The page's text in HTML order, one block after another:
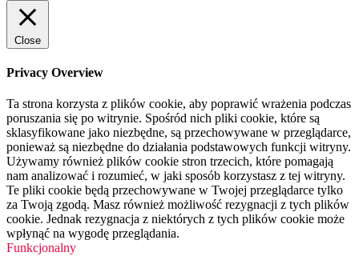
Close
Privacy Overview
Ta strona korzysta z plików cookie, aby poprawić wrażenia podczas
poruszania się po witrynie. Spośród nich pliki cookie, które są
sklasyfikowane jako niezbędne, są przechowywane w przeglądarce,
ponieważ są niezbędne do działania podstawowych funkcji witryny.
Używamy również plików cookie stron trzecich, które pomagają
nam analizować i rozumieć, w jaki sposób korzystasz z tej witryny.
Te pliki cookie będą przechowywane w Twojej przeglądarce tylko
za Twoją zgodą. Masz również możliwość rezygnacji z tych plików
cookie. Jednak rezygnacja z niektórych z tych plików cookie może
wpłynąć na wygodę przeglądania.
Funkcjonalny